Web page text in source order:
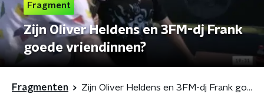
Fragment
Zijn Oliver Heldens en 3FM-dj Frank
goede vriendinnen?
Fragmenten Zijn Oliver Heldens en 3FM-dj Frank goede vriendinnen?